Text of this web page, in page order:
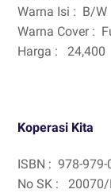
Warna Isi : B/W
Warna Cover :
Harga :
24,400
Koperasi Kita
ISBN : 978-979-
No SK :